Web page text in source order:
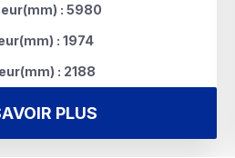
: 5980
: 1974
: 2188
PLUS